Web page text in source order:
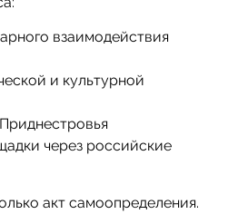
взаимодействия
и культурной
через российские
акт самоопределения.